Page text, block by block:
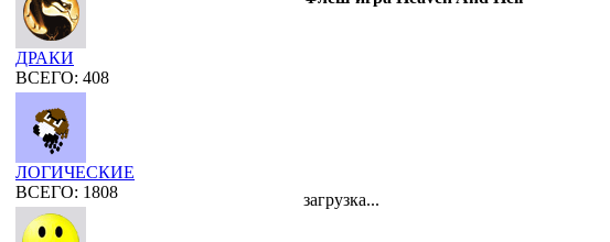
ДРАКИ
ВСЕГО: 408
ЛОГИЧЕСКИЕ
ВСЕГО: 1808
загрузка...